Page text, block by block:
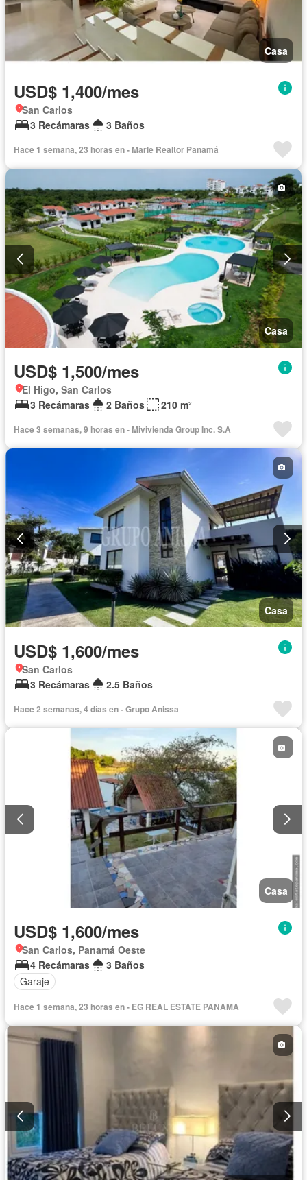
Casa
USD$ 1,400/mes
San Carlos
3 Recámaras
3 Baños
Hace 1 semana, 23 horas en - Marle Realtor Panamá
Casa
USD$ 1,500/mes
El Higo, San Carlos
3 Recámaras
2 Baños 210 m²
Hace 3 semanas, 9 horas en - Mivivienda Group Inc. S.A
Casa
USD$ 1,600/mes
San Carlos
3 Recámaras
2.5 Baños
Hace 2 semanas, 4 días en - Grupo Anissa
Casa
USD$ 1,600/mes
San Carlos, Panamá Oeste
4 Recámaras
3 Baños
Garaje
Hace 1 semana, 23 horas en - EG REAL ESTATE PANAMA